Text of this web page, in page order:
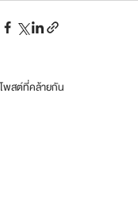
โพสต์ที่คล้ายกัน